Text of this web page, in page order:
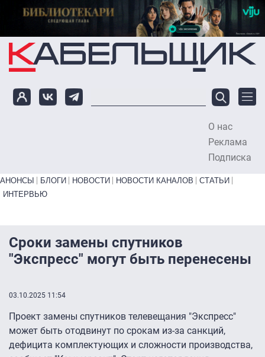
Перейти к основному содержанию
О нас
Реклама
Подписка
Primary links bottom
АНОНСЫ БЛОГИ НОВОСТИ НОВОСТИ КАНАЛОВ
СТАТЬИ
ИНТЕРВЬЮ
Сроки замены спутников
"Экспресс" могут быть перенесены
03.10.2025 11:54
Проект замены спутников телевещания "Экспресс"
может быть отодвинут по срокам из-за санкций,
дефицита комплектующих и сложности производства,